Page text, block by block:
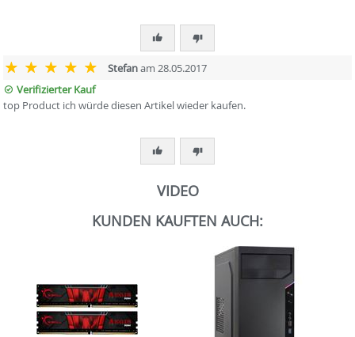
Stefanam 28.05.2017
Verifizierter Kauf
top Product ich würde diesen Artikel wieder kaufen.
VIDEO
KUNDEN KAUFTEN AUCH: